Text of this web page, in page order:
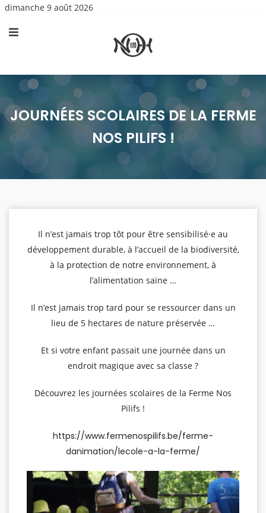
dimanche 9 août 2026
JOURNÉES SCOLAIRES DE LA FERME
NOS PILIFS !
Il n’est jamais trop tôt pour être sensibilisé·e au
développement durable, à l’accueil de la biodiversité,
à la protection de notre environnement, à
l’alimentation saine …
Il n’est jamais trop tard pour se ressourcer dans un
lieu de 5 hectares de nature préservée …
Et si votre enfant passait une journée dans un
endroit magique avec sa classe ?
Découvrez les journées scolaires de la Ferme Nos
Pilifs !
https://www.fermenospilifs.be/ferme-
danimation/lecole-a-la-ferme/